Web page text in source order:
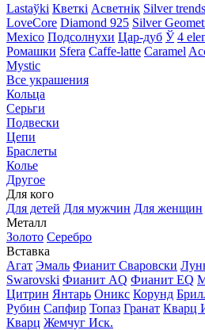
Lastaўki Кветкі Асветнiк Silver trends
LoveCore Diamond 925 Silver
Mexico Подсолнухи Цар-дуб Ў 4
Ромашки Sfera Caffe-latte Caramel
Mystic
Все украшения
Кольца
Серьги
Подвески
Цепи
Браслеты
Колье
Другое
Для кого
Для детей Для мужчин Для женщин
Металл
Золото Серебро
Вставка
Агат Эмаль Фианит Сваровски
Swarovski Фианит AQ Фианит EQ
Цитрин Янтарь Оникс Корунд
Рубин Сапфир Топаз Гранат Кварц
Кварц Жемчуг Иск.